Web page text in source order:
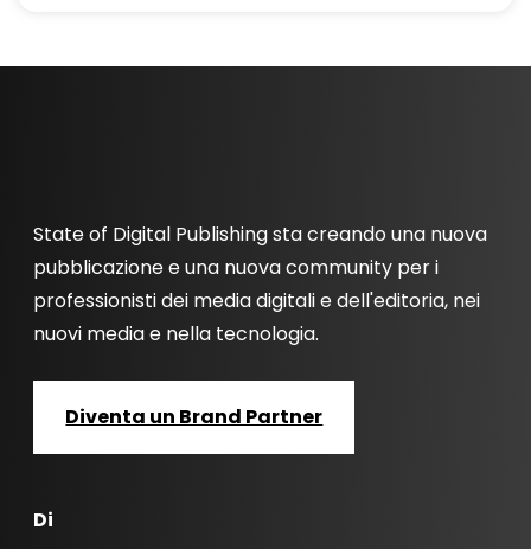
State of Digital Publishing sta creando una nuova
pubblicazione e una nuova community per i
professionisti dei media digitali e dell'editoria, nei
nuovi media e nella tecnologia.
Diventa un Brand Partner
Di